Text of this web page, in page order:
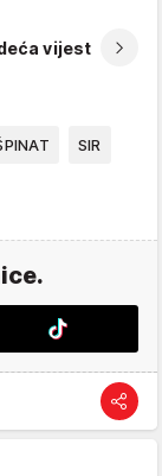
vijest
SIR